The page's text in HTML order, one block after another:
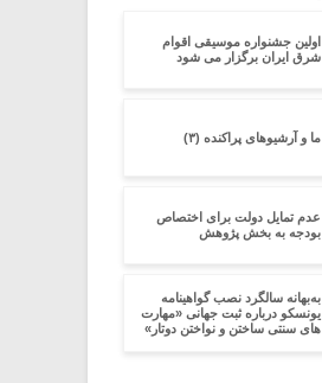
اولین جشنواره موسیقی اقوام
شرق ایران برگزار می شود
ما و آرشیوهای پراکنده (۳)
عدم تمایل دولت برای اختصاص
بودجه به بخش پژوهش‌
به‌بهانه سالگرد نصب گواهینامه
یونسکو درباره ثبت جهانی «مهارت
های سنتی ساختن و نواختن دوتار»